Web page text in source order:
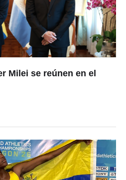
Milei se reúnen en el